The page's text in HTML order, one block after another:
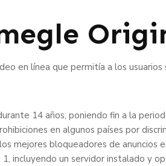
en línea que permitía a los usuarios
14 años, poniendo fin a la
en algunos países por
mejores bloqueadores de anuncios
incluyendo un servidor instalado y